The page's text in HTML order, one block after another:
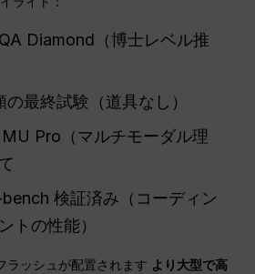
Diamond（博士レベル推
の最終試験（道具なし）
Pro（マルチモーダル理
検証済み（コーディン
トの性能）
ラッシュが配置されます より大型で高